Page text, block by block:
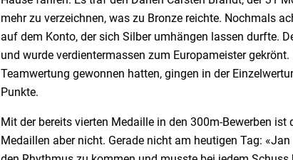
mehr zu verzeichnen, was zu Bronze reichte. Nochmals
auf dem Konto, der sich Silber umhängen lassen durfte.
und wurde verdientermassen zum Europameister
Teamwertung gewonnen hatten, gingen in der
Punkte.
Mit der bereits vierten Medaille in den 300m-Bewerben
Medaillen aber nicht. Gerade nicht am heutigen Tag: